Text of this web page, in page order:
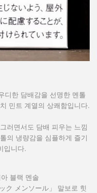
디한 담배감을 선명한 멘톨
민트 계열의 상쾌함입니다.
러면서도 담배 피우는 느낌
의 냉량감을 심플하게 즐기
입니다.
블랙 멘솔
ク メンソール」 말보로 힛